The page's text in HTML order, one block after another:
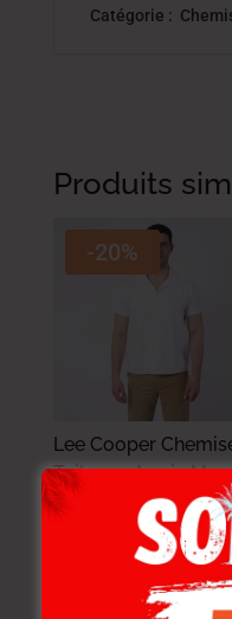
Catégorie :
Produits
-20%
Lee Cooper
Toile-00 Armin Mc
Homme Nat.